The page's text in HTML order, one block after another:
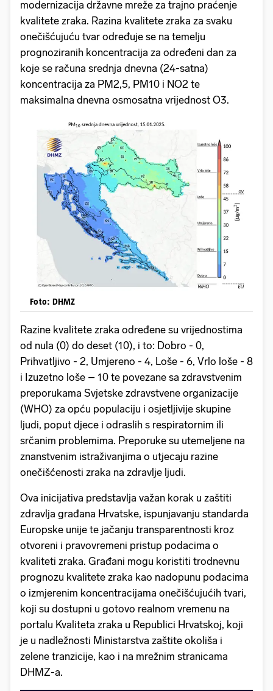
modernizacija državne mreže za trajno praćenje
kvalitete zraka. Razina kvalitete zraka za svaku
onečišćujuću tvar određuje se na temelju
prognoziranih koncentracija za određeni dan za
koje se računa srednja dnevna (24-satna)
koncentracija za PM2,5, PM10 i NO2 te
maksimalna dnevna osmosatna vrijednost O3.
Foto: DHMZ
Razine kvalitete zraka određene su vrijednostima
od nula (0) do deset (10), i to: Dobro - 0,
Prihvatljivo - 2, Umjereno - 4, Loše - 6, Vrlo loše - 8
i Izuzetno loše – 10 te povezane sa zdravstvenim
preporukama Svjetske zdravstvene organizacije
(WHO) za opću populaciju i osjetljivije skupine
ljudi, poput djece i odraslih s respiratornim ili
srčanim problemima. Preporuke su utemeljene na
znanstvenim istraživanjima o utjecaju razine
onečišćenosti zraka na zdravlje ljudi.
Ova inicijativa predstavlja važan korak u zaštiti
zdravlja građana Hrvatske, ispunjavanju standarda
Europske unije te jačanju transparentnosti kroz
otvoreni i pravovremeni pristup podacima o
kvaliteti zraka. Građani mogu koristiti trodnevnu
prognozu kvalitete zraka kao nadopunu podacima
o izmjerenim koncentracijama onečišćujućih tvari,
koji su dostupni u gotovo realnom vremenu na
portalu Kvaliteta zraka u Republici Hrvatskoj, koji
je u nadležnosti Ministarstva zaštite okoliša i
zelene tranzicije, kao i na mrežnim stranicama
DHMZ-a.